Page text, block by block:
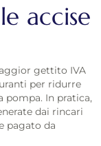
accise
gettito IVA
per ridurre
pompa. In pratica,
dai rincari
pagato da